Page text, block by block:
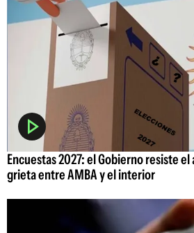
Encuestas 2027: el Gobierno resiste
grieta entre AMBA y el interior